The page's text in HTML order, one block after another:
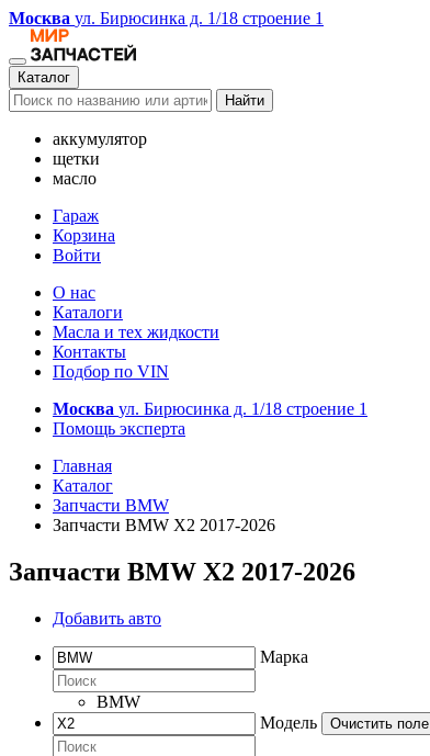
Москва ул. Бирюсинка д. 1/18 строение 1
Каталог
Найти
аккумулятор
щетки
масло
Гараж
Корзина
Войти
О нас
Каталоги
Масла и тех жидкости
Контакты
Подбор по VIN
Москва ул. Бирюсинка д. 1/18 строение 1
Помощь эксперта
Главная
Каталог
Запчасти BMW
Запчасти BMW X2 2017-2026
Запчасти BMW X2 2017-2026
Добавить авто
Марка
BMW
Модель
Очистить поле